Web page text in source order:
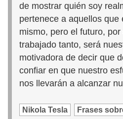
de mostrar quién soy
pertenece a aquellos que
mismo, pero el futuro,
trabajado tanto, será
motivadora de decir que
confiar en que nuestro
nos llevarán a alcanzar
Nikola Tesla Frases